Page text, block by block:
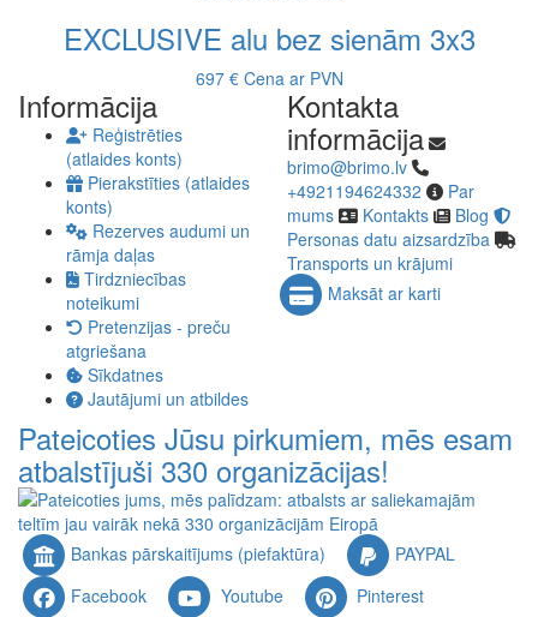
EXCLUSIVE alu bez sienām 3x3
697 € Cena ar PVN
Informācija
Reģistrēties
(atlaides konts)
Pierakstīties (atlaides
konts)
Rezerves audumi un
rāmja daļas
Tirdzniecības
noteikumi
Pretenzijas - preču
atgriešana
Sīkdatnes
Jautājumi un atbildes
Kontakta
informācija
brimo@brimo.lv
+4921194624332
Par
mums
Kontakts
Blog
Personas datu aizsardzība
Transports un krājumi
Pateicoties Jūsu pirkumiem, mēs esam
atbalstījuši 330 organizācijas!
Maksāt ar karti
Bankas pārskaitījums (piefaktūra)
PAYPAL
Facebook
Youtube Pinterest